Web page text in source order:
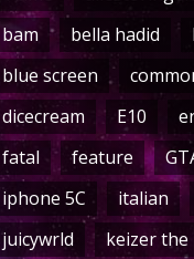
bam
bella hadid
blue screen
dicecream
E10
fatal
feature
iphone 5C
italian
juicywrld
keizer the